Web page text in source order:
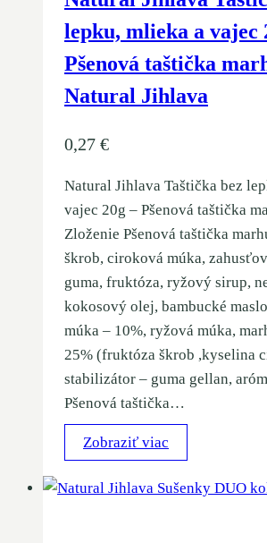
lepku, mlieka a vajec
Pšenová taštička
Natural Jihlava
0,27 €
Natural Jihlava Taštička bez
vajec 20g – Pšenová taštička
Zloženie Pšenová taštička
škrob, ciroková múka,
guma, fruktóza, ryžový sirup,
kokosový olej, bambucké
múka – 10%, ryžová múka,
25% (fruktóza škrob ,kyselina
stabilizátor – guma gellan,
Pšenová taštička…
Zobraziť viac